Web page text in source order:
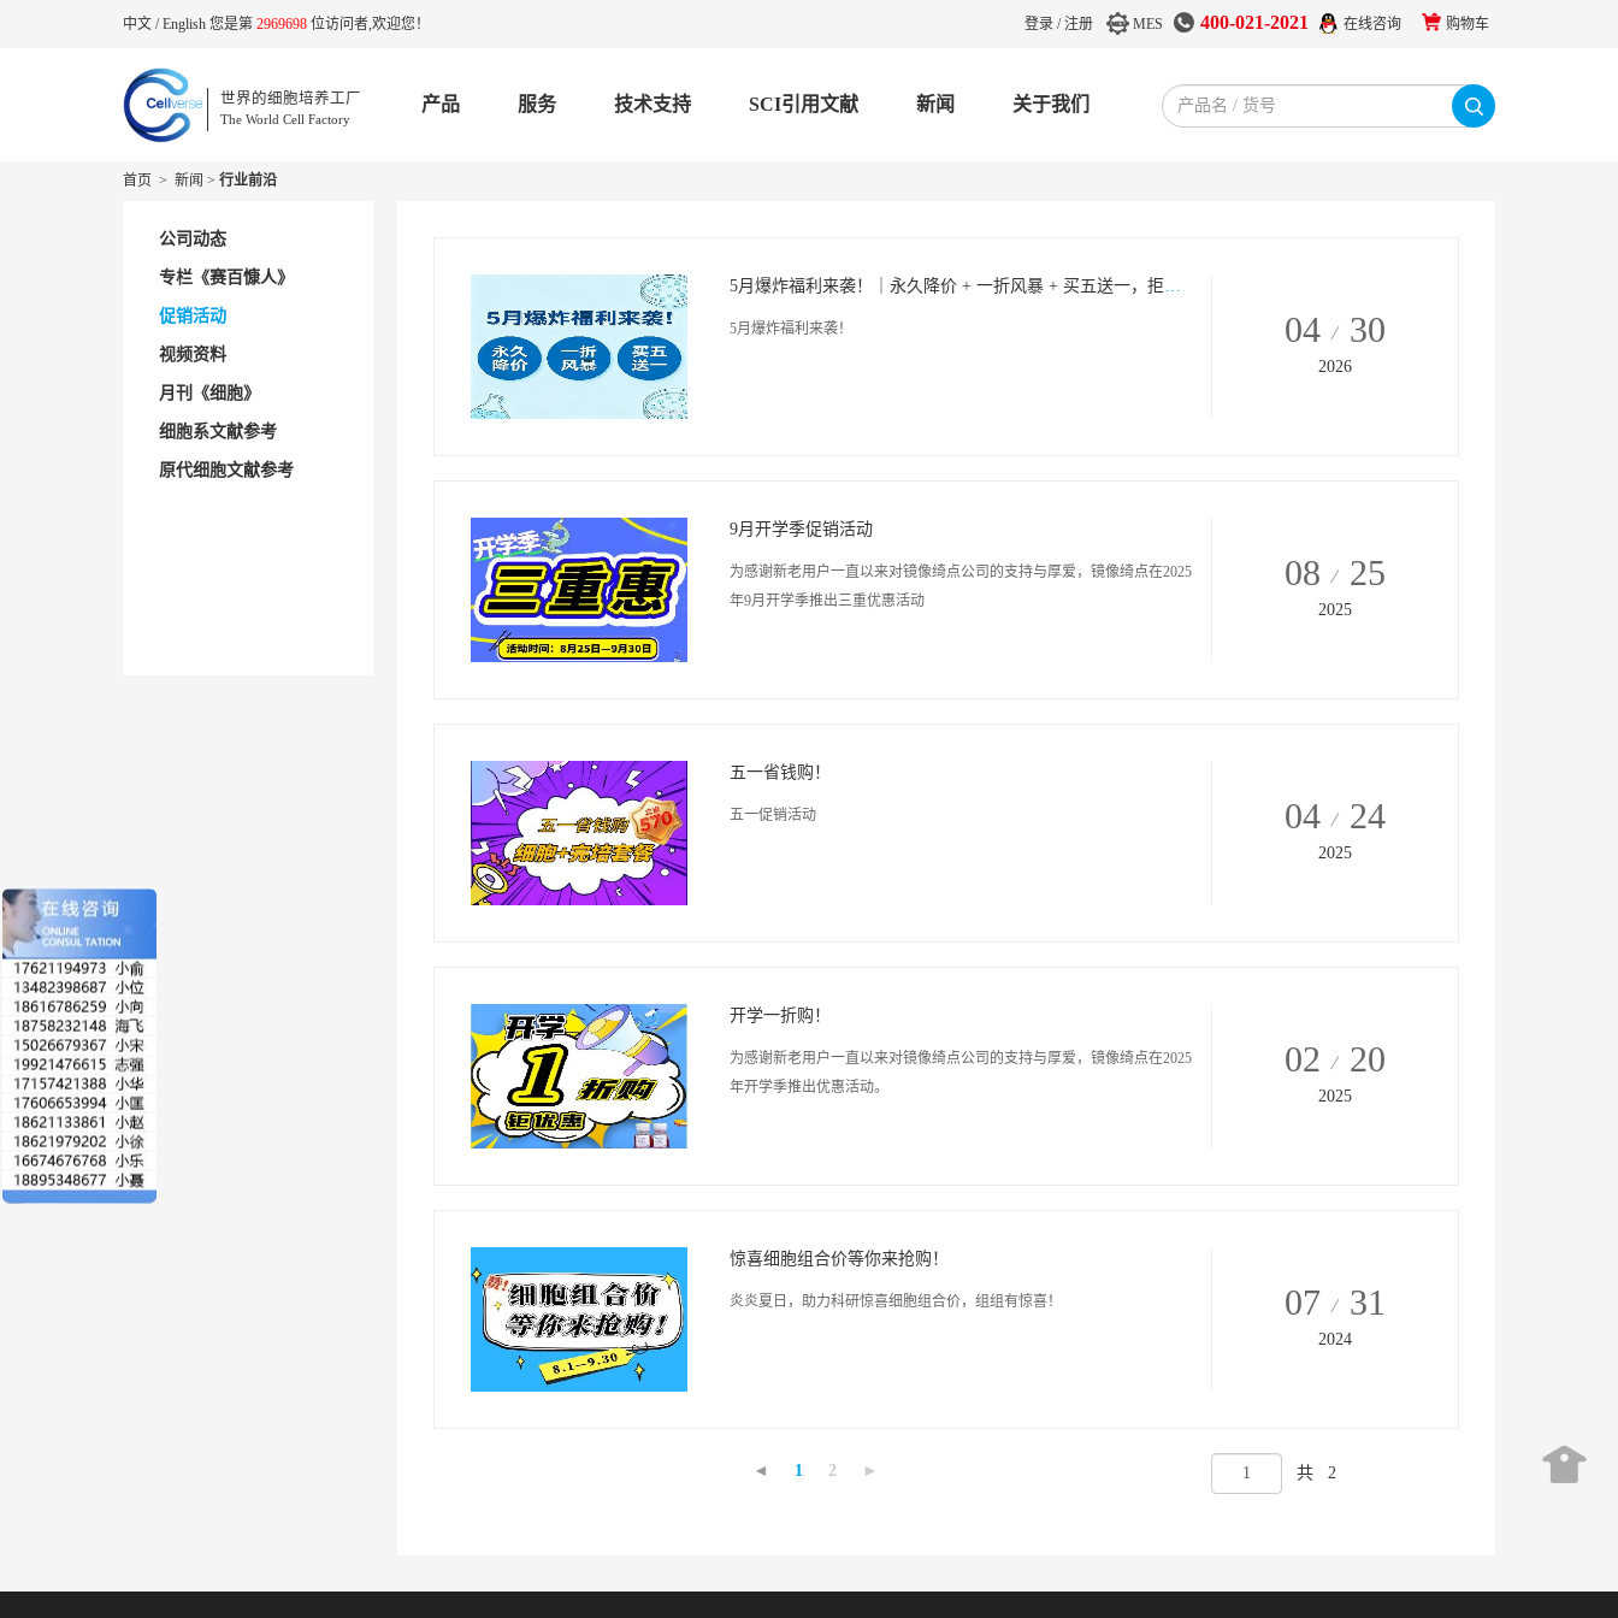
中文 /English 您是第 2969698 位访问者,欢迎您！ 登录 /注册 MES 400-021-2021 在线咨询 购物车
世界的细胞培养工厂
The World Cell Factory
产品 服务 技术支持 SCI引用文献 新闻 关于我们
首页 > 新闻 > 行业前沿
公司动态
专栏《赛百慷人》
促销活动
视频资料
月刊《细胞》
细胞系文献参考
原代细胞文献参考
5月爆炸福利来袭！｜永久降价 + 一折风暴 + 买五送一，拒绝花冤枉钱！
5月爆炸福利来袭！ 04 30
2026
9月开学季促销活动
为感谢新老用户一直以来对镜像绮点公司的支持与厚爱，镜像绮点在2025
年9月开学季推出三重优惠活动
08 25
2025
五一省钱购！
五一促销活动 04 24
2025
开学一折购！
为感谢新老用户一直以来对镜像绮点公司的支持与厚爱，镜像绮点在2025
年开学季推出优惠活动。
02 20
2025
惊喜细胞组合价等你来抢购！
炎炎夏日，助力科研惊喜细胞组合价，组组有惊喜！ 07 31
2024
◄ 1 2 ► 共2